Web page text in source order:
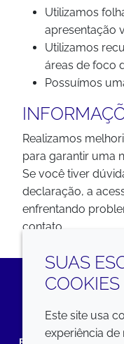
Utilizamos
apresentação
Utilizamos
áreas de foco
Possuímos
Realizamos
para garantir uma
Se você tiver
declaração, a
enfrentando
contato.
SUAS
COOKIES
Este site usa
experiência de